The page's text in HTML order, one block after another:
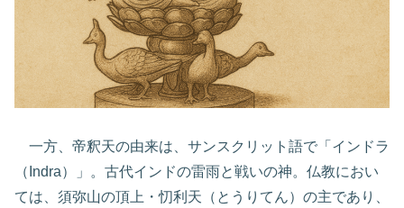
一方、帝釈天の由来は、サンスクリット語で「インドラ
（Indra）」。古代インドの雷雨と戦いの神。仏教におい
ては、須弥山の頂上・忉利天（とうりてん）の主であり、